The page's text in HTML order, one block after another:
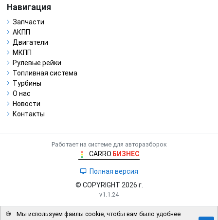
Навигация
Запчасти
АКПП
Двигатели
МКПП
Рулевые рейки
Топливная система
Турбины
О нас
Новости
Контакты
Работает на системе для авторазборок
CARRO. БИЗНЕС
Полная версия
© COPYRIGHT 2026 г.
v1.1.24
🍪
Мы используем файлы cookie, чтобы вам было удобнее